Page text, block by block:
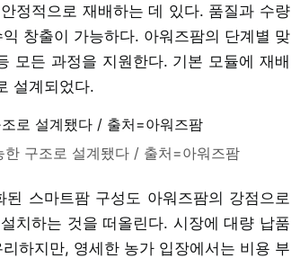
정적으로 재배하는 데 있다. 품질과 수량
창출이 가능하다. 아워즈팜의 단계별 맞
든 과정을 지원한다. 기본 모듈에 재배
설계되었다.
구조로 설계됐다 / 출처=아워즈팜
스마트팜 구성도 아워즈팜의 강점으로
치하는 것을 떠올린다. 시장에 대량 납품
하지만, 영세한 농가 입장에서는 비용 부